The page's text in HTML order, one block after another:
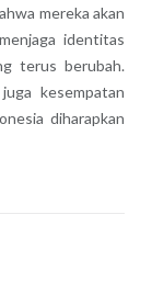
mereka akan
identitas
terus berubah.
kesempatan
diharapkan